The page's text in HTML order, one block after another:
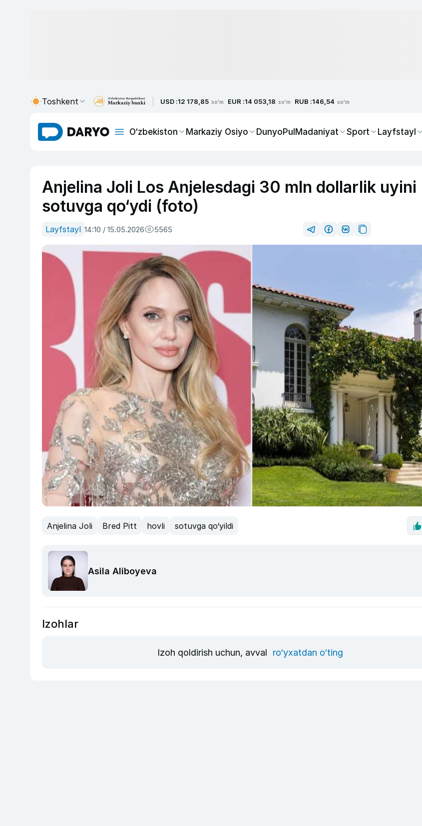
Toshkent USD :12 178,85 so'm EUR :14 053,18 so'm RUB :146,54 so'm
O‘zbekiston Markaziy Osiyo DunyoPulMadaniyat Sport Layfstayl
Anjelina Joli Los Anjelesdagi 30 mln dollarlik uyini
sotuvga qo‘ydi (foto)
Layfstayl 14:10 / 15.05.2026 5565
Anjelina Joli Bred Pitt hovli sotuvga qo‘yildi
Asila Aliboyeva
Izohlar
Izoh qoldirish uchun, avval ro‘yxatdan o‘ting